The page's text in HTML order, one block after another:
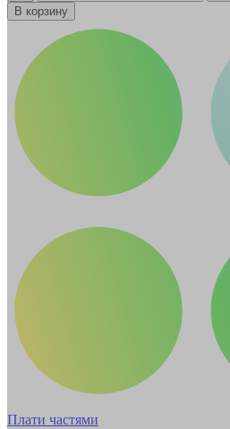
В корзину
Плати частями